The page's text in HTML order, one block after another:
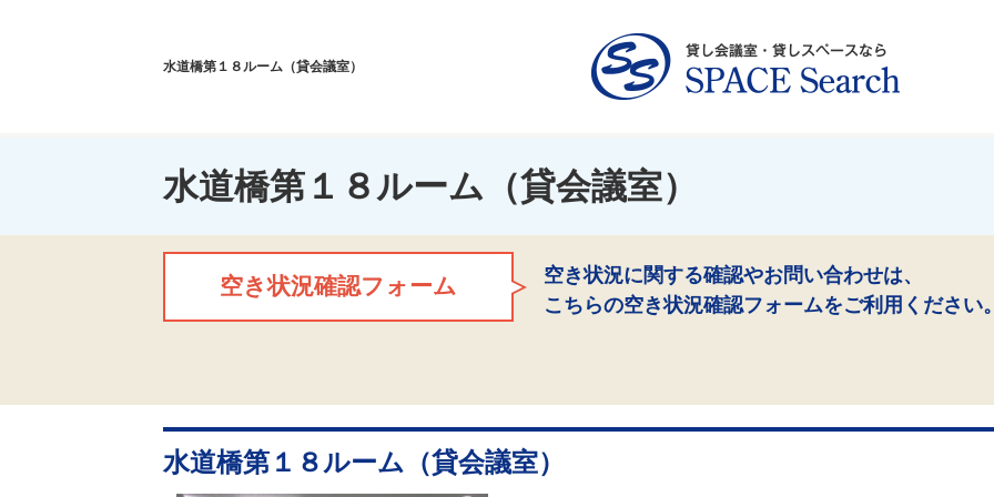
水道橋第１８ルーム（貸会議室）
水道橋第１８ルーム（貸会議室）
空き状況確認フォーム
空き状況に関する確認やお問い合わせは、
こちらの空き状況確認フォームをご利用ください
水道橋第１８ルーム（貸会議室）